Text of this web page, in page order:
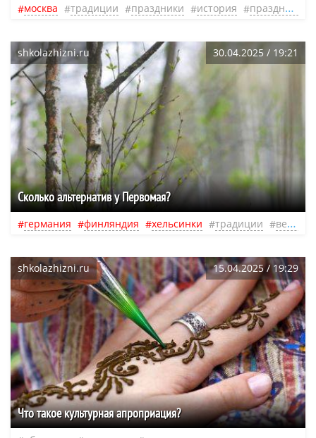
москва традиции праздники история празднование
shkolazhizni.ru 30.04.2025 / 19:21
Сколько альтернатив у Первомая?
германия финляндия хельсинки традиции весна
shkolazhizni.ru 15.04.2025 / 19:29
Что такое культурная апроприация?